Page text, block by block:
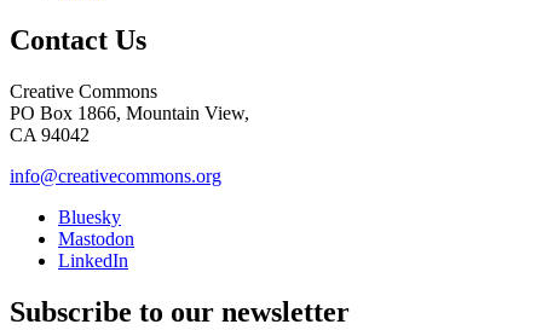
Contact Us
Creative Commons
PO Box 1866, Mountain View,
CA 94042
info@creativecommons.org
Bluesky
Mastodon
LinkedIn
Subscribe to our newsletter